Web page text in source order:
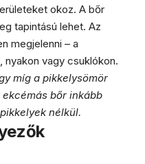
okoz. A bőr
tapintású lehet. Az
megjelenni – a
vagy csuklókon.
míg a pikkelysömör
bőr inkább
nélkül.